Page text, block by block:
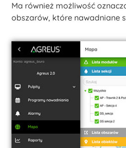
Ma również możliwość
obszarów, które nawadniane